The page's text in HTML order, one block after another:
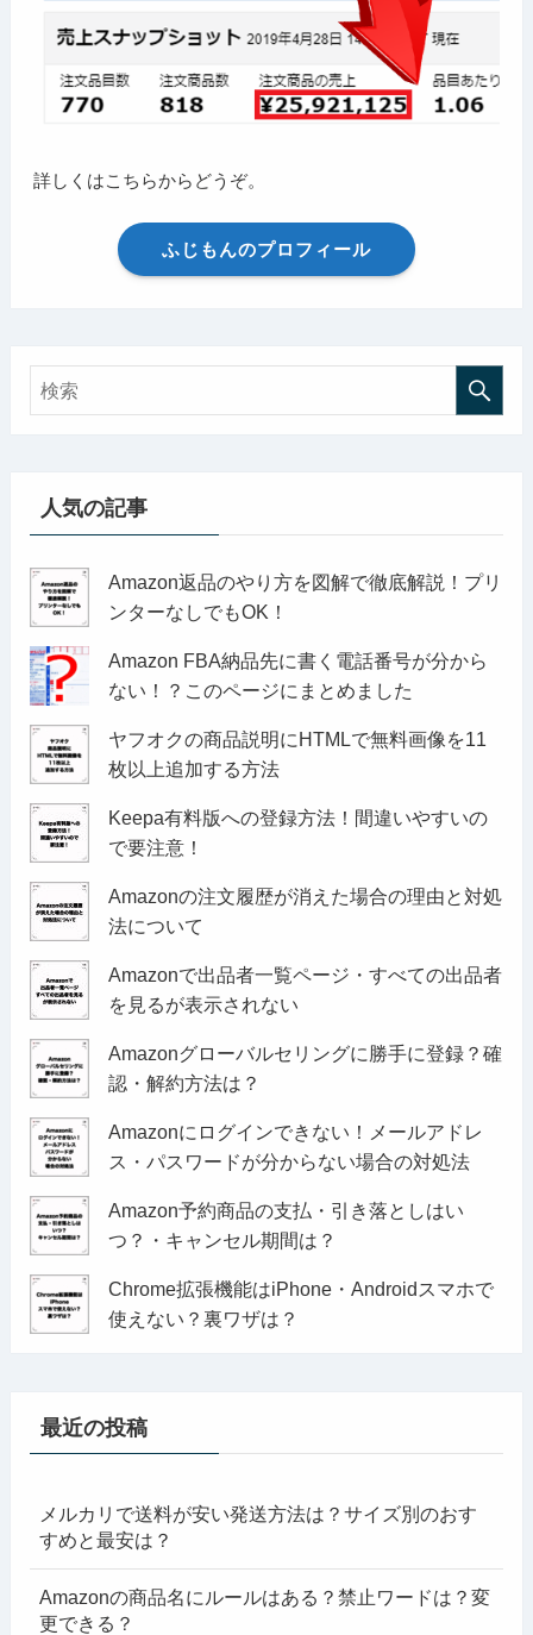
詳しくはこちらからどうぞ。
ふじもんのプロフィール
人気の記事
Amazon返品のやり方を図解で徹底解説！プリ
ンターなしでもOK！
Amazon FBA納品先に書く電話番号が分から
ない！？このページにまとめました
ヤフオクの商品説明にHTMLで無料画像を11
枚以上追加する方法
Keepa有料版への登録方法！間違いやすいの
で要注意！
Amazonの注文履歴が消えた場合の理由と対処
法について
Amazonで出品者一覧ページ・すべての出品者
を見るが表示されない
Amazonグローバルセリングに勝手に登録？確
認・解約方法は？
Amazonにログインできない！メールアドレ
ス・パスワードが分からない場合の対処法
Amazon予約商品の支払・引き落としはい
つ？・キャンセル期間は？
Chrome拡張機能はiPhone・Androidスマホで
使えない？裏ワザは？
最近の投稿
メルカリで送料が安い発送方法は？サイズ別のおす
すめと最安は？
Amazonの商品名にルールはある？禁止ワードは？変
更できる？